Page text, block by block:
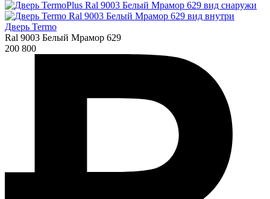
Дверь Termo
Ral 9003 Белый Мрамор 629
200 800